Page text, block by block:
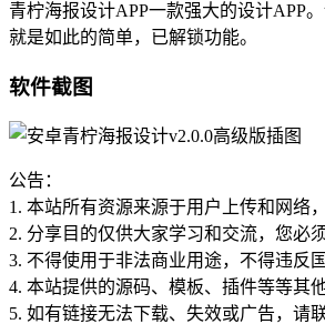
青柠海报设计APP一款强大的设计APP
就是如此的简单，已解锁功能。
软件截图
公告：
1. 本站所有资源来源于用户上传和网络
2. 分享目的仅供大家学习和交流，您必
3. 不得使用于非法商业用途，不得违反
4. 本站提供的源码、模板、插件等等其
5. 如有链接无法下载、失效或广告，请